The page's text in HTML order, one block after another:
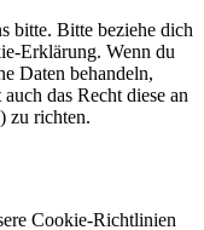
bitte. Bitte beziehe dich
Erklärung. Wenn du
Daten behandeln,
das Recht diese an
zu richten.
Cookie-Richtlinien